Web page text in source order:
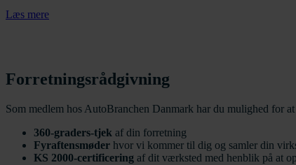
Læs mere
Forretningsrådgivning
Som medlem hos AutoBranchen Danmark har du mulighed for
360-graders-tjek af din forretning
Fyraftensmøder hvor vi kommer til dig og samler din
KS 2000-certificering af dit værksted med henblik på at